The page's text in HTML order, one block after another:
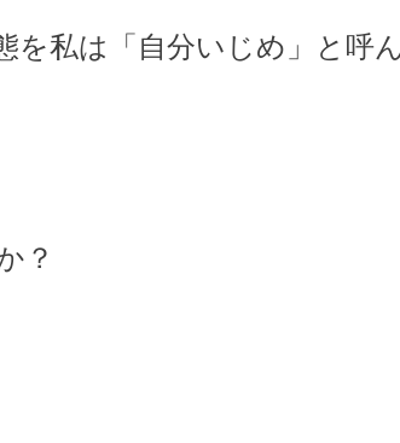
を私は「自分いじめ」と呼
？